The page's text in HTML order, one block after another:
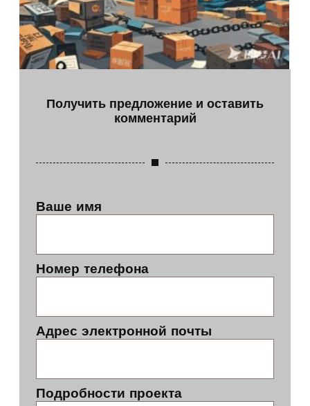
Получить предложение и оставить
комментарий
Ваше имя
Номер телефона
Адрес электронной почты
Подробности проекта